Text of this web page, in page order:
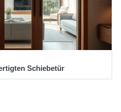
Schiebetür